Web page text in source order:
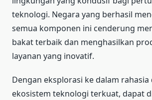
teknologi. Negara yang berhasil
semua komponen ini cenderung
bakat terbaik dan menghasilkan
layanan yang inovatif.
Dengan eksplorasi ke dalam rahasia
ekosistem teknologi terkuat, dapat